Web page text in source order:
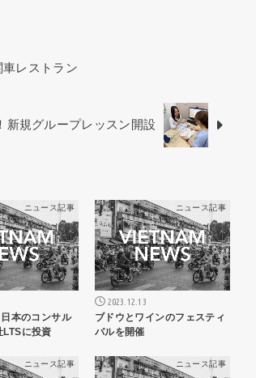
レストラン
新規グループレッスン開設
ニュース記事
本のコンサル
LTSに投資
ニュース記事
2023.12.13
ブドウとワインのフェスティ
バルを開催
ニュース記事 ニュース記事